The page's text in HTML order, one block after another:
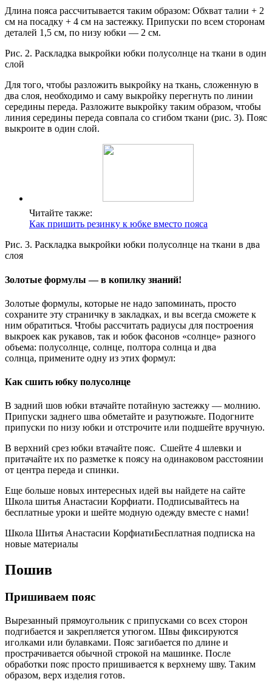
Длина пояса рассчитывается таким образом: Обхват талии + 2
см на посадку + 4 см на застежку. Припуски по всем сторонам
деталей 1,5 см, по низу юбки — 2 см.
Рис. 2. Раскладка выкройки юбки полусолнце на ткани в один
слой
Для того, чтобы разложить выкройку на ткань, сложенную в
два слоя, необходимо и саму выкройку перегнуть по линии
середины переда. Разложите выкройку таким образом, чтобы
линия середины переда совпала со сгибом ткани (рис. 3). Пояс
выкроите в один слой.
Читайте также:
Как пришить резинку к юбке вместо пояса
Рис. 3. Раскладка выкройки юбки полусолнце на ткани в два
слоя
Золотые формулы — в копилку знаний!
Золотые формулы, которые не надо запоминать, просто
сохраните эту страничку в закладках, и вы всегда сможете к
ним обратиться. Чтобы рассчитать радиусы для построения
выкроек как рукавов, так и юбок фасонов «солнце» разного
объема: полусолнце, солнце, полтора солнца и два
солнца, примените одну из этих формул:
Как сшить юбку полусолнце
В задний шов юбки втачайте потайную застежку — молнию.
Припуски заднего шва обметайте и разутюжьте. Подогните
припуски по низу юбки и отстрочите или подшейте вручную.
В верхний срез юбки втачайте пояс. Сшейте 4 шлевки и
притачайте их по разметке к поясу на одинаковом расстоянии
от центра переда и спинки.
Еще больше новых интересных идей вы найдете на сайте
Школа шитья Анастасии Корфиати. Подписывайтесь на
бесплатные уроки и шейте модную одежду вместе с нами!
Школа Шитья Анастасии КорфиатиБесплатная подписка на
новые материалы
Пошив
Пришиваем пояс
Вырезанный прямоугольник с припусками со всех сторон
подгибается и закрепляется утюгом. Швы фиксируются
иголками или булавками. Пояс загибается по длине и
прострачивается обычной строкой на машинке. После
обработки пояс просто пришивается к верхнему шву. Таким
образом, верх изделия готов.